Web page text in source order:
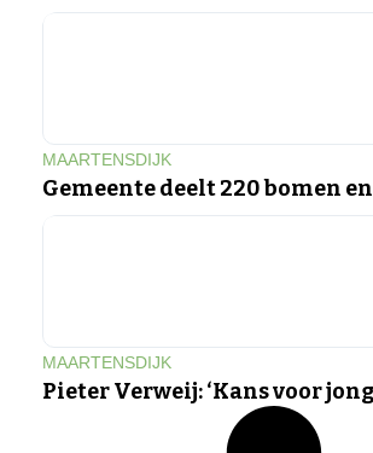
MAARTENSDIJK
Gemeente deelt 220 bomen
MAARTENSDIJK
Pieter Verweij: ‘Kans voor